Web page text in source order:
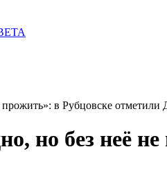
прожить»: в Рубцовске
но без неё